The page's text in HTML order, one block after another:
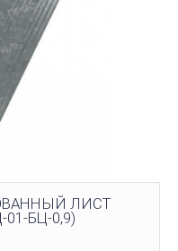
ЛИСТ
01-БЦ-0,9)